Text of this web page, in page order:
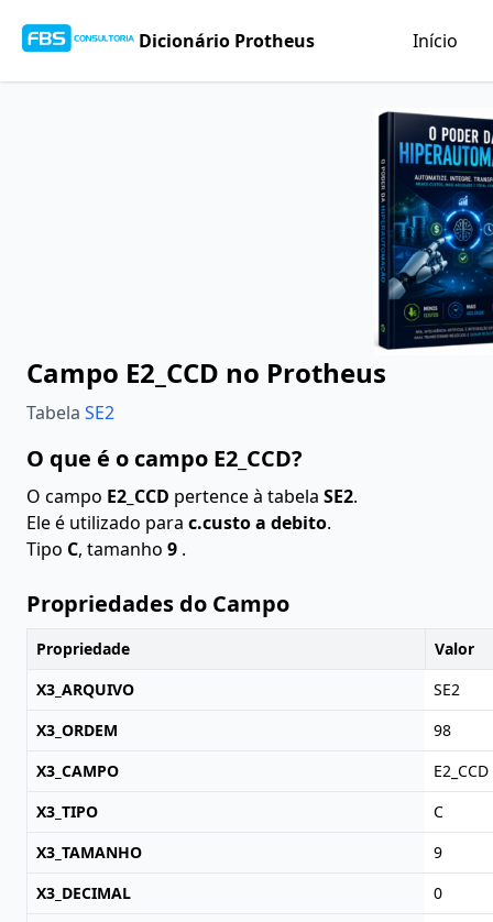
Dicionário Protheus Início
Campo E2_CCD no Protheus
Tabela SE2
O que é o campo E2_CCD?
O campo E2_CCD pertence à tabela SE2.
Ele é utilizado para c.custo a debito.
Tipo C, tamanho 9 .
Propriedades do Campo
Propriedade
Valor
X3_ARQUIVO
SE2
X3_ORDEM
98
X3_CAMPO
E2_CCD
X3_TIPO
C
X3_TAMANHO
9
X3_DECIMAL
0